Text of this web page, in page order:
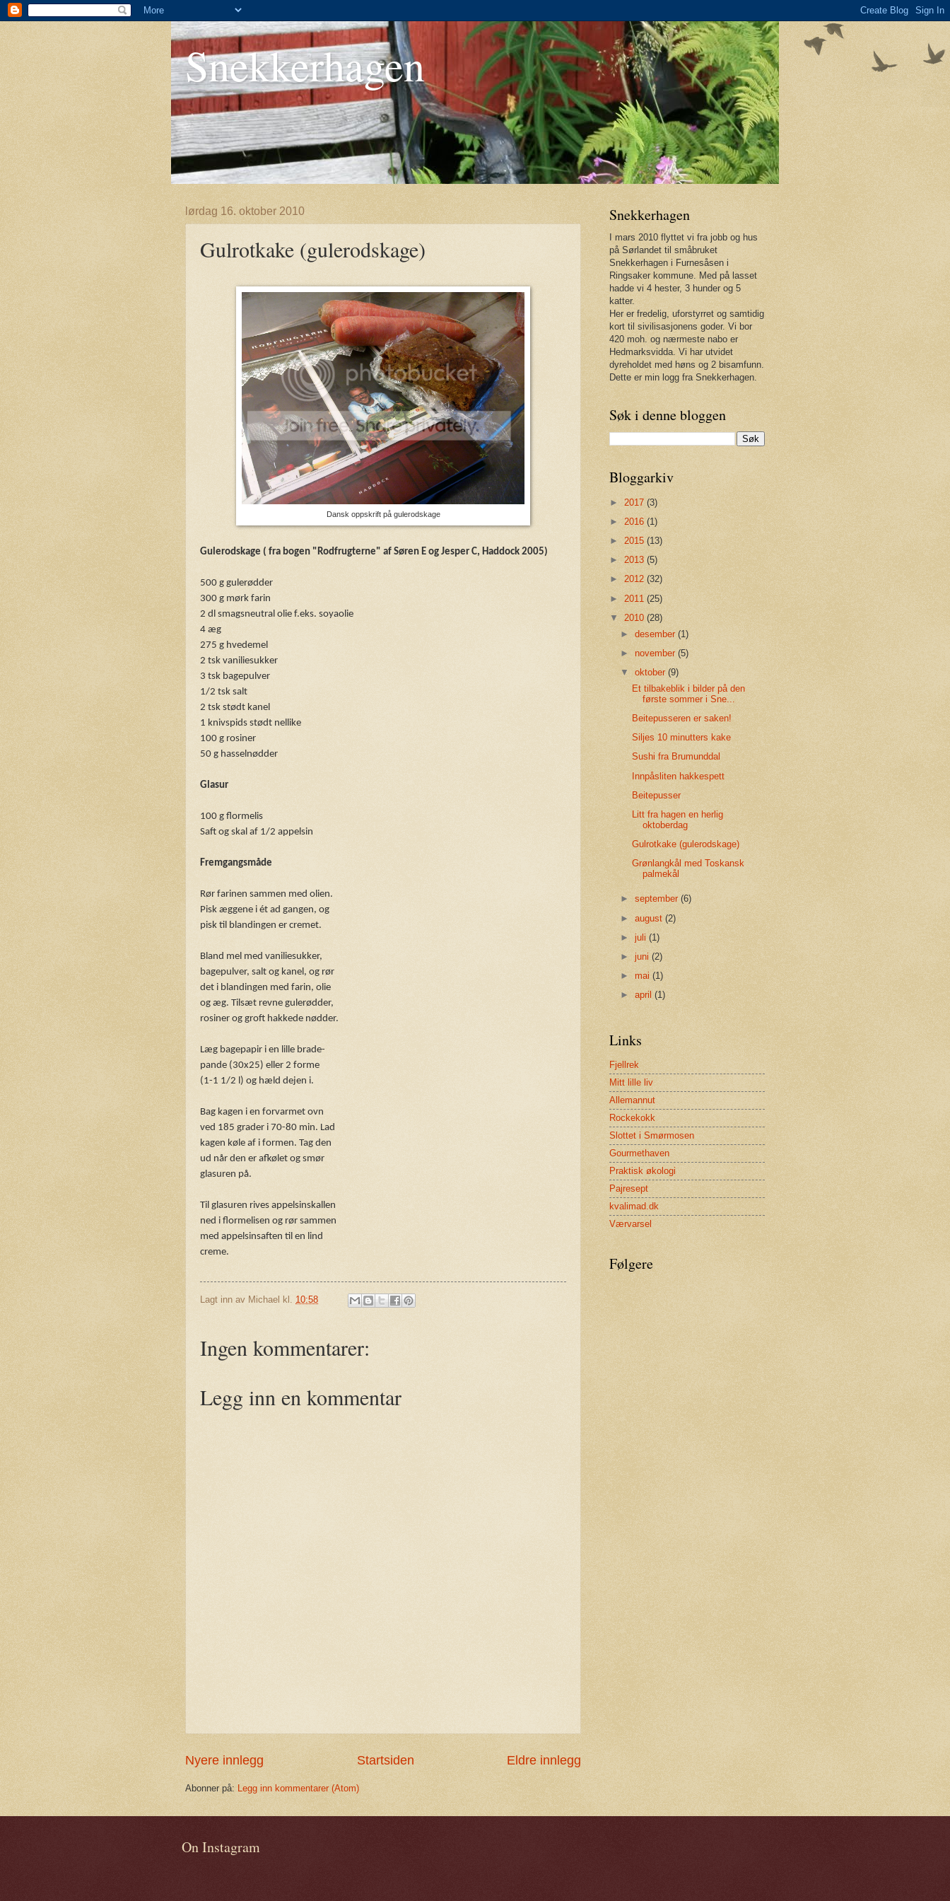
Snekkerhagen
lørdag 16. oktober 2010
Gulrotkake (gulerodskage)
Dansk oppskrift på gulerodskage
Gulerodskage ( fra bogen "Rodfrugterne" af Søren E og Jesper C, Haddock 2005)
500 g gulerødder
300 g mørk farin
2 dl smagsneutral olie f.eks. soyaolie
4 æg
275 g hvedemel
2 tsk vaniliesukker
3 tsk bagepulver
1/2 tsk salt
2 tsk stødt kanel
1 knivspids stødt nellike
100 g rosiner
50 g hasselnødder
Glasur
100 g flormelis
Saft og skal af 1/2 appelsin
Fremgangsmåde
Rør farinen sammen med olien.
Pisk æggene i ét ad gangen, og
pisk til blandingen er cremet.
Bland mel med vaniliesukker,
bagepulver, salt og kanel, og rør
det i blandingen med farin, olie
og æg. Tilsæt revne gulerødder,
rosiner og groft hakkede nødder.
Læg bagepapir i en lille brade-
pande (30x25) eller 2 forme
(1-1 1/2 l) og hæld dejen i.
Bag kagen i en forvarmet ovn
ved 185 grader i 70-80 min. Lad
kagen køle af i formen. Tag den
ud når den er afkølet og smør
glasuren på.
Til glasuren rives appelsinskallen
ned i flormelisen og rør sammen
med appelsinsaften til en lind
creme.
Lagt inn av Michael kl. 10:58
Ingen kommentarer:
Legg inn en kommentar
Nyere innlegg Eldre innlegg
Startsiden
Abonner på: Legg inn kommentarer (Atom)
Snekkerhagen
I mars 2010 flyttet vi fra jobb og hus
på Sørlandet til småbruket
Snekkerhagen i Furnesåsen i
Ringsaker kommune. Med på lasset
hadde vi 4 hester, 3 hunder og 5
katter.
Her er fredelig, uforstyrret og samtidig
kort til sivilisasjonens goder. Vi bor
420 moh. og nærmeste nabo er
Hedmarksvidda. Vi har utvidet
dyreholdet med høns og 2 bisamfunn.
Dette er min logg fra Snekkerhagen.
Søk i denne bloggen
Bloggarkiv
► 2017 (3)
► 2016 (1)
► 2015 (13)
► 2013 (5)
► 2012 (32)
► 2011 (25)
▼ 2010 (28)
►desember(1)
► november(5)
▼oktober(9)
Et tilbakeblik i bilder på den
første sommer i Sne...
Beitepusseren er saken!
Siljes 10 minutters kake
Sushi fra Brumunddal
Innpåsliten hakkespett
Beitepusser
Litt fra hagen en herlig
oktoberdag
Gulrotkake (gulerodskage)
Grønlangkål med Toskansk
palmekål
►september(6)
►august(2)
►juli(1)
►juni(2)
►mai(1)
►april(1)
Links
Fjellrek
Mitt lille liv
Allemannut
Rockekokk
Slottet i Smørmosen
Gourmethaven
Praktisk økologi
Pajresept
kvalimad.dk
Værvarsel
Følgere
On Instagram